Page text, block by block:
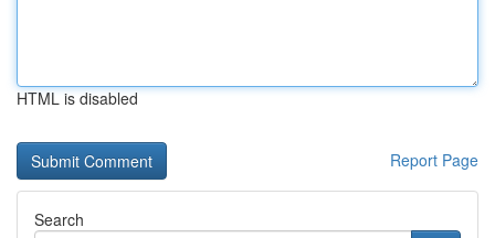
HTML is disabled
Report Page
Search